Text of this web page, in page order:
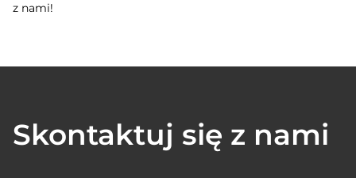
z nami!
Skontaktuj się z nami